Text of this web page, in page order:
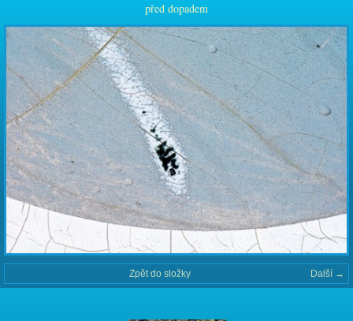
před dopadem
Další →
Zpět do složky